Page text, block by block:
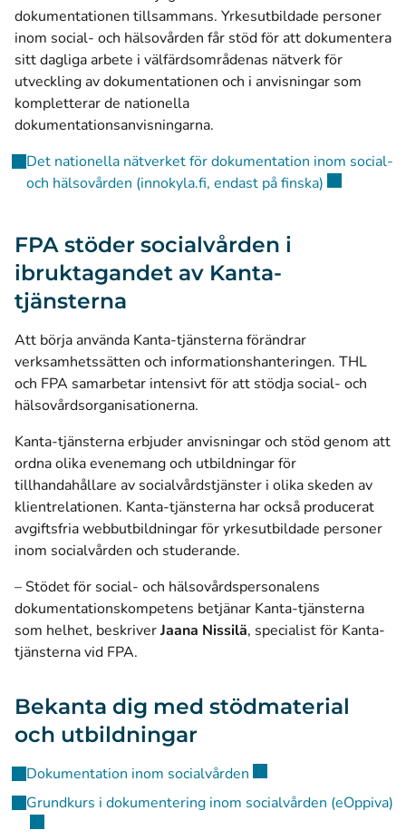
dokumentationen tillsammans. Yrkesutbildade personer
inom social- och hälsovården får stöd för att dokumentera
sitt dagliga arbete i välfärdsområdenas nätverk för
utveckling av dokumentationen och i anvisningar som
kompletterar de nationella
dokumentationsanvisningarna.
Det nationella nätverket för dokumentation inom social-
och hälsovården (innokyla.fi, endast på finska)
FPA stöder socialvården i
ibruktagandet av Kanta-
tjänsterna
Att börja använda Kanta-tjänsterna förändrar
verksamhetssätten och informationshanteringen. THL
och FPA samarbetar intensivt för att stödja social- och
hälsovårdsorganisationerna.
Kanta-tjänsterna erbjuder anvisningar och stöd genom att
ordna olika evenemang och utbildningar för
tillhandahållare av socialvårdstjänster i olika skeden av
klientrelationen. Kanta-tjänsterna har också producerat
avgiftsfria webbutbildningar för yrkesutbildade personer
inom socialvården och studerande.
– Stödet för social- och hälsovårdspersonalens
dokumentationskompetens betjänar Kanta-tjänsterna
som helhet, beskriverJaana Nissilä, specialist för Kanta-
tjänsterna vid FPA.
Bekanta dig med stödmaterial
och utbildningar
Dokumentation inom socialvården
Grundkurs i dokumentering inom socialvården (eOppiva)